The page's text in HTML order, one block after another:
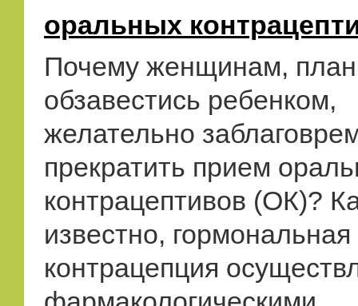
оральных
Почему женщинам,
обзавестись ребенком,
желательно
прекратить прием
контрацептивов (ОК)?
известно, гормональная
контрацепция